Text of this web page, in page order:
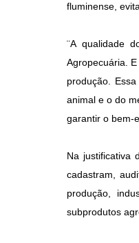
fluminense,
¨A qualidade
Agropecuária.
produção.
animal e o do
garantir o bem-
Na justificativa
cadastram,
produção,
subprodutos